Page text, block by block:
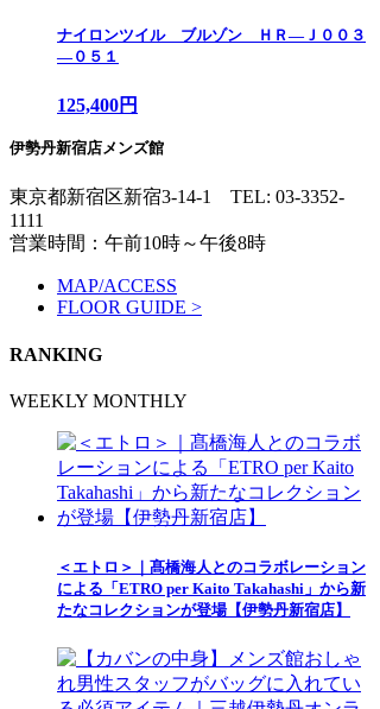
ナイロンツイル ブルゾン ＨＲ—Ｊ００３
—０５１
125,400円
伊勢丹新宿店メンズ館
東京都新宿区新宿3-14-1 TEL: 03-3352-
1111
営業時間：午前10時～午後8時
MAP/ACCESS
FLOOR GUIDE >
RANKING
WEEKLY MONTHLY
＜エトロ＞｜髙橋海人とのコラボレーション
による「ETRO per Kaito Takahashi」から新
たなコレクションが登場【伊勢丹新宿店】